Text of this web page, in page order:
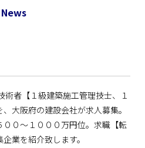
News
術者【１級建築施工管理技士、１
大阪府の建設会社が求人募集。
０～１０００万円位。求職【転
業を紹介致します。